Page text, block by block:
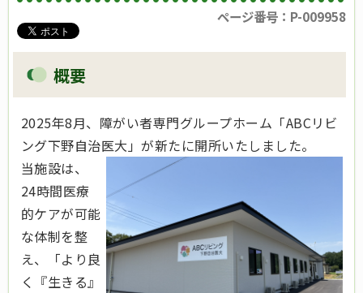
ページ番号：P-009958
概要
2025年8月、障がい者専門グループホーム「ABCリビ
ング下野自治医大」が新たに開所いたしました。
当施設は、
24時間医療
的ケアが可能
な体制を整
え、「より良
く『生きる』